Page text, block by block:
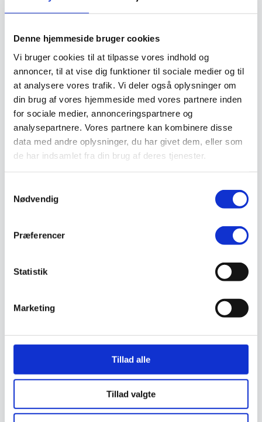
Denne hjemmeside bruger cookies
Vi bruger cookies til at tilpasse vores indhold og
annoncer, til at vise dig funktioner til sociale medier og til
at analysere vores trafik. Vi deler også oplysninger om
din brug af vores hjemmeside med vores partnere inden
for sociale medier, annonceringspartnere og
analysepartnere. Vores partnere kan kombinere disse
data med andre oplysninger, du har givet dem, eller som
de har indsamlet fra din brug af deres tjenester.
Nødvendig
Præferencer
Statistik
Marketing
Tillad alle
Tillad valgte
Valg af sikkerhedssko
Stiger
Advarselsskilte
Brandskilte
Cykeloprydning
Forbudsskilte
Henvisningsskilte
Hunde
Klistermærke / Markat
Piktogrammer
Påbudsskilte
Standere, galger og beslag
Sundhedsmiljø
Trafiksikkerhed
Værktøj
Beskæresaks
Grensaks
Opsamlere
Save
Teleskopværktøj
Værnemidler